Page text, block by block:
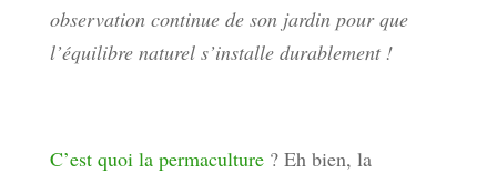
observation continue de son jardin pour que
l’équilibre naturel s’installe durablement !
C’est quoi la permaculture? Eh bien, la